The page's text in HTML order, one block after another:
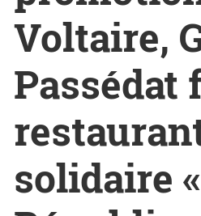
Voltaire,
Passédat
solidaire